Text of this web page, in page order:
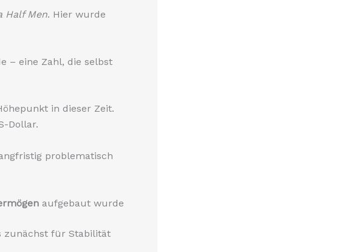
Half Men. Hier wurde
– eine Zahl, die selbst
in dieser Zeit.
Dollar.
problematisch
aufgebaut wurde
zunächst für Stabilität